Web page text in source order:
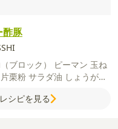
酢豚
ブロック） ピーマン 玉ね
片栗粉 サラダ油 しょうが
ップ酢しょうゆ
レシピを見る